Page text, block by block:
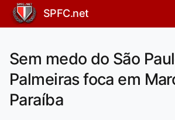
SPFC.net
Sem medo do São
Palmeiras foca em
Paraíba